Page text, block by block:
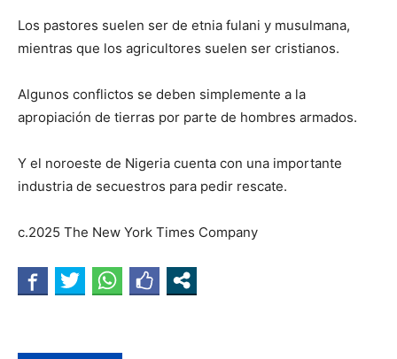
Los pastores suelen ser de etnia fulani y musulmana,
mientras que los agricultores suelen ser cristianos.
Algunos conflictos se deben simplemente a la
apropiación de tierras por parte de hombres armados.
Y el noroeste de Nigeria cuenta con una importante
industria de secuestros para pedir rescate.
c.2025 The New York Times Company